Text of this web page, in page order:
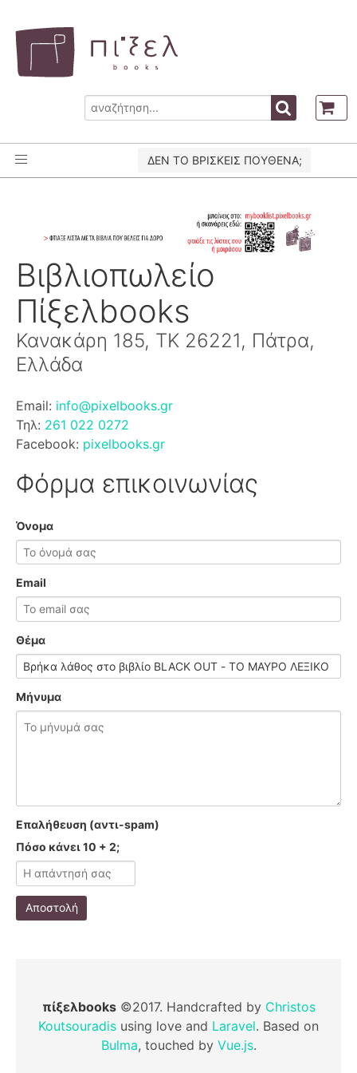
ΔΕΝ ΤΟ ΒΡΙΣΚΕΙΣ ΠΟΥΘΕΝΑ;
Βιβλιοπωλείο
Πίξελbooks
Κανακάρη 185, ΤΚ 26221, Πάτρα,
Ελλάδα
Email: info@pixelbooks.gr
Τηλ: 261 022 0272
Facebook: pixelbooks.gr
Φόρμα επικοινωνίας
Όνομα
Email
Θέμα
Μήνυμα
Επαλήθευση (αντι-spam)
Πόσο κάνει 10 + 2;
Αποστολή
πίξελbooks©2017. Handcrafted by Christos
Koutsouradis using love and Laravel. Based on
Bulma, touched by Vue.js.